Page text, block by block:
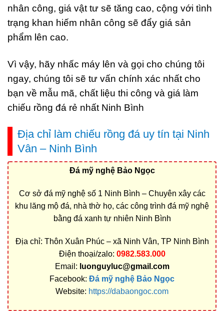
nhân công, giá vật tư sẽ tăng cao, cộng với tình
trạng khan hiếm nhân công sẽ đẩy giá sản
phẩm lên cao.
Vì vậy, hãy nhấc máy lên và gọi cho chúng tôi
ngay, chúng tôi sẽ tư vấn chính xác nhất cho
bạn về mẫu mã, chất liệu thi công và giá làm
chiếu rồng đá rẻ nhất Ninh Bình
Địa chỉ làm chiếu rồng đá uy tín tại Ninh
Vân – Ninh Bình
Đá mỹ nghệ Bảo Ngọc
Cơ sở đá mỹ nghệ số 1 Ninh Bình – Chuyên xây các
khu lăng mộ đá, nhà thờ họ, các công trình đá mỹ nghệ
bằng đá xanh tự nhiên Ninh Bình
Địa chỉ: Thôn Xuân Phúc – xã Ninh Vân, TP Ninh Bình
Điện thoại/zalo: 0982.583.000
Email: luonguyluc@gmail.com
Facebook: Đá mỹ nghệ Bảo Ngọc
Website: https://dabaongoc.com